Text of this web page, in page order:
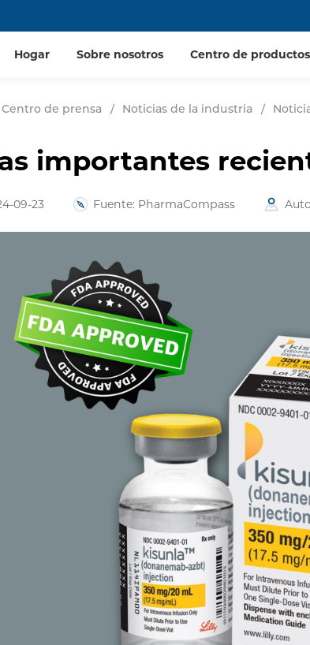
Hogar Sobre nosotros Centro de productos
Centro de prensa / Noticias de la industria /
importantes
09-23 Fuente: PharmaCompass